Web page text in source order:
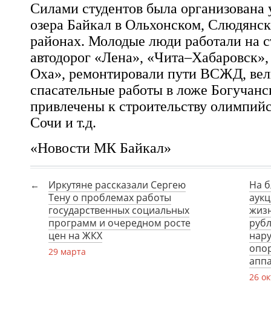
Силами студентов была организована
озера Байкал в Ольхонском,
районах. Молодые люди работали на
автодорог «Лена»,
Оха», ремонтировали пути ВСЖД,
спасательные работы в ложе
привлечены к строительству
Сочи и т.д.
«Новости МК Байкал»
Иркутяне рассказали Сергею
Тену о проблемах работы
государственных социальных
программ и очередном росте
цен на ЖКХ
29 марта
На
26